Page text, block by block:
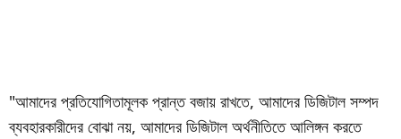
"আমাদের প্রতিযোগিতামূলক প্রান্ত বজায় রাখতে, আমাদের ডিজিটাল সম্পদ
ব্যবহারকারীদের বোঝা নয়, আমাদের ডিজিটাল অর্থনীতিতে আলিঙ্গন করতে